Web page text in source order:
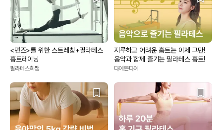
<맨즈>를 위한 스트레칭+필라테스
홈트레이닝
필라테스희쌤
지루하고 어려운 홈트는 이제 그만!
음악과 함께 즐기는 필라테스 홈트!
다예쁜다예